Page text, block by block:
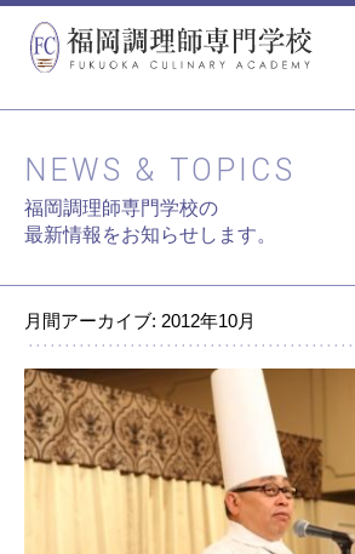
NEWS & TOPICS
福岡調理師専門学校の
最新情報をお知らせします。
月間アーカイブ: 2012年10月